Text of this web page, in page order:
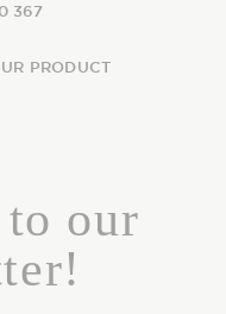
367
PRODUCT
to our